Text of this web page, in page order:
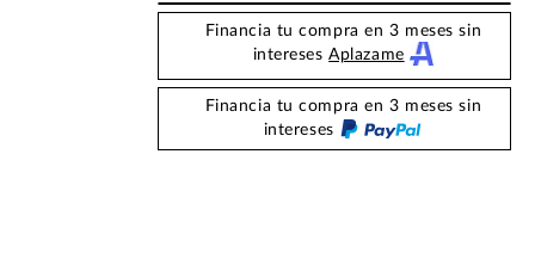
Financia tu compra en 3 meses sin
interesesAplazame
Financia tu compra en 3 meses sin
intereses